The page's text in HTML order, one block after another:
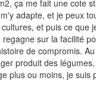
ça me fait une cote
adapte, et je peux
et puis ce que
sur la facilité
de compromis.
produit des
plus ou moins, je suis